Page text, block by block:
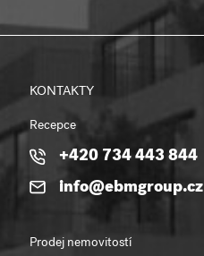
KONTAKTY
Recepce
+420 734 443 844
info@ebmgroup.cz
Prodej nemovitostí